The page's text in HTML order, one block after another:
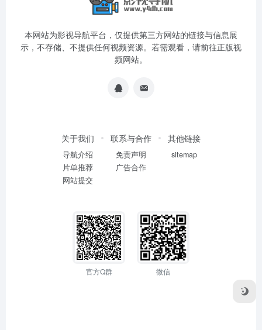
本网站为影视导航平台，仅提供第三方网站的链接与信息展
示，不存储、不提供任何视频资源。若需观看，请前往正版视
频网站。
关于我们
导航介绍
片单推荐
网站提交
联系与合作
免责声明
广告合作
其他链接
sitemap
官方Q群 微信